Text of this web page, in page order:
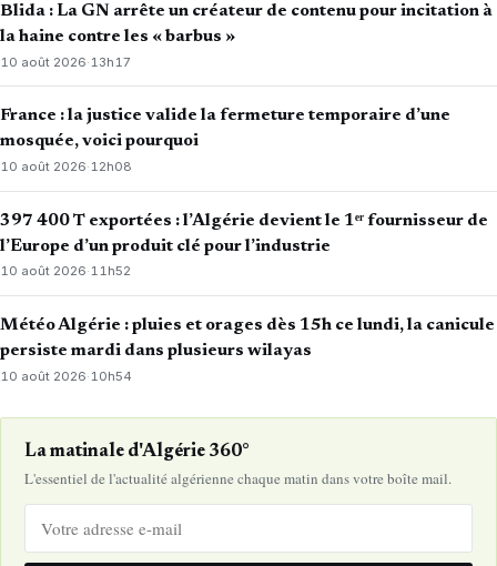
Blida : La GN arrête un créateur de contenu pour incitation à
la haine contre les « barbus »
10 août 2026· 13h17
France : la justice valide la fermeture temporaire d’une
mosquée, voici pourquoi
10 août 2026·12h08
397 400 T exportées : l’Algérie devient le 1ᵉʳ fournisseur de
l’Europe d’un produit clé pour l’industrie
10 août 2026·11h52
Météo Algérie : pluies et orages dès 15h ce lundi, la canicule
persiste mardi dans plusieurs wilayas
10 août 2026· 10h54
La matinale d'Algérie 360°
L'essentiel de l'actualité algérienne chaque matin dans votre boîte mail.